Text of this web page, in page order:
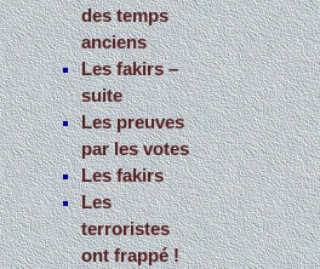
des temps
anciens
Les fakirs –
suite
Les preuves
par les votes
Les fakirs
Les
terroristes
ont frappé !